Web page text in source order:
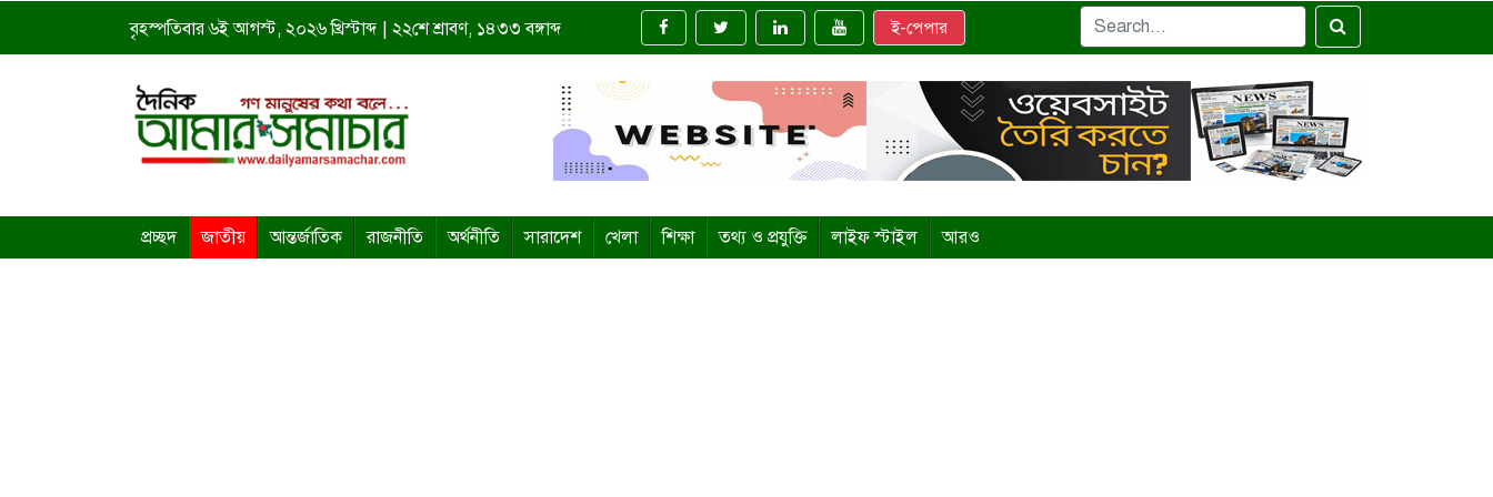
বৃহস্পতিবার ৬ই আগস্ট, ২০২৬ খ্রিস্টাব্দ | ২২শে শ্রাবণ, ১৪৩৩ বঙ্গাব্দ ই-পেপার
প্রচ্ছদ জাতীয় আন্তর্জাতিক রাজনীতি অর্থনীতি সারাদেশ খেলা শিক্ষা তথ্য ও প্রযুক্তি লাইফ স্টাইল আরও